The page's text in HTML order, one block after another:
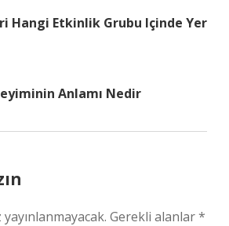
Hangi Etkinlik Grubu Içinde Yer
Anlamı Nedir
Gerekli alanlar*